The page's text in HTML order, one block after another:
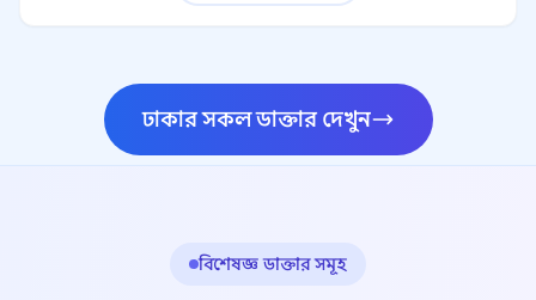
ঢাকার সকল ডাক্তার দেখুন
বিশেষজ্ঞ ডাক্তার সমূহ